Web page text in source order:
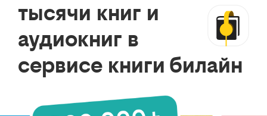
тысячи книг и
аудиокниг в
сервисе книги билайн